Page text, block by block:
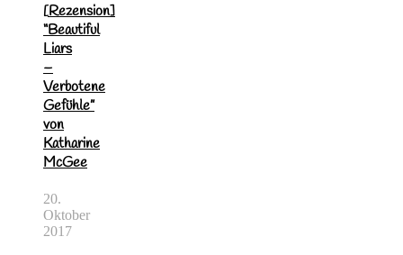
[Rezension]
“Beautiful
Liars
–
Verbotene
Gefühle”
von
Katharine
McGee
20.
Oktober
2017